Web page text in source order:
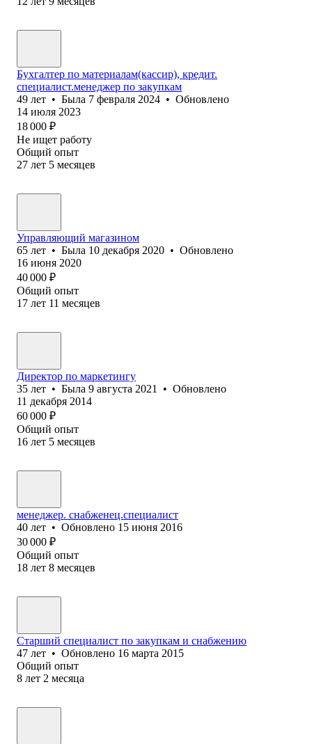
Бухгалтер по материалам(кассир), кредит.
специалист.менеджер по закупкам
49 лет • Была 7 февраля 2024 • Обновлено
14 июля 2023
18 000 ₽
Не ищет работу
Общий опыт
27 лет 5 месяцев
Управляющий магазином
65 лет • Была 10 декабря 2020 • Обновлено
16 июня 2020
40 000 ₽
Общий опыт
17 лет 11 месяцев
Директор по маркетингу
35 лет • Была 9 августа 2021 • Обновлено
11 декабря 2014
60 000 ₽
Общий опыт
16 лет 5 месяцев
менеджер. снабженец.специалист
40 лет • Обновлено 15 июня 2016
30 000 ₽
Общий опыт
18 лет 8 месяцев
Старший специалист по закупкам и снабжению
47 лет • Обновлено 16 марта 2015
Общий опыт
8 лет 2 месяца